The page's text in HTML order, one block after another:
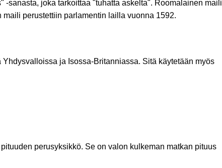
sanasta, joka tarkoittaa "tuhatta askelta". Roomalainen
perustettiin parlamentin lailla vuonna 1592.
ja Isossa-Britanniassa. Sitä käytetään myös
perusyksikkö. Se on valon kulkeman matkan pituus